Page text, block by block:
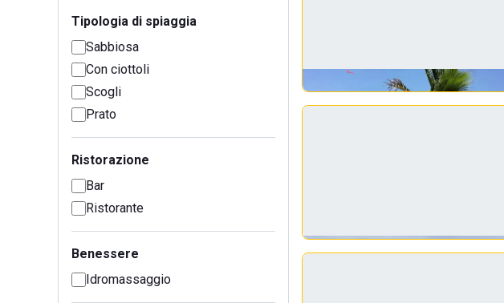
Tipologia di spiaggia
Sabbiosa
Con ciottoli
Scogli
Prato
Ristorazione
Bar
Ristorante
Benessere
Idromassaggio